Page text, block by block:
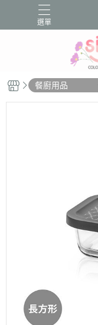
選單
Sillymann鉑金矽膠
文章推薦
餐廚用品